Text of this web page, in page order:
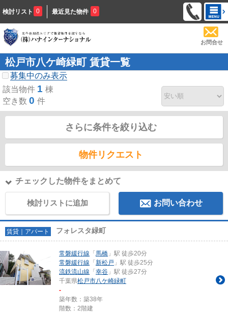
検討リスト 0 最近見た物件 0
お問合せ
松戸市八ケ崎緑町 賃貸一覧
募集中のみ表示
該当物件 1 棟
空き数 0 件
さらに条件を絞り込む
物件リクエスト
チェックした物件をまとめて
検討リストに追加 お問い合わせ
賃貸｜アパート フォレスタ緑町
常磐緩行線 「 馬橋 」駅 徒歩20分
常磐緩行線 「 新松戸 」駅 徒歩25分
流鉄流山線 「 幸谷 」駅 徒歩27分
千葉県松戸市八ケ崎緑町
-
築年数：築38年
階数：2階建